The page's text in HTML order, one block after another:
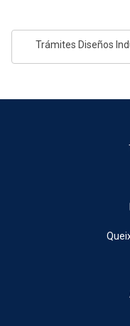
Trámites Diseños